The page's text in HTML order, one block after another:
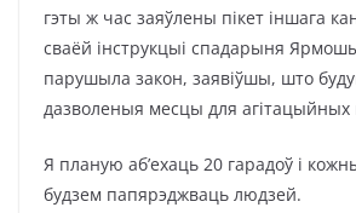
гэты ж час заяўлены пікет іншага
сваёй інструкцыі спадарыня
парушыла закон, заявіўшы, што
дазволеныя месцы для агітацыйных
Я планую аб’ехаць 20 гарадоў і
будзем папярэджваць людзей.